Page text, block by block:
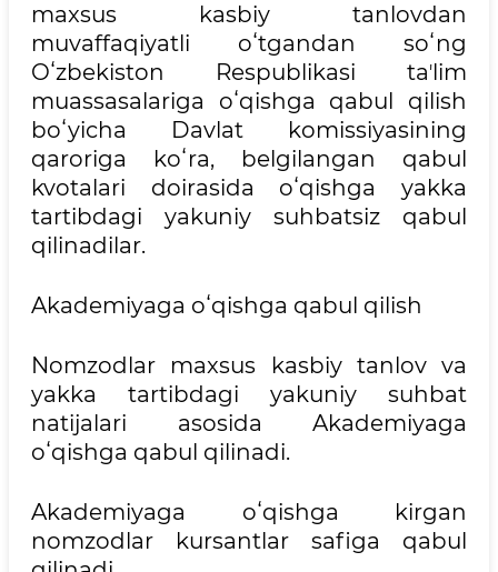
maxsus kasbiy tanlovdan
muvaffaqiyatli oʻtgandan soʻng
Oʻzbekiston Respublikasi taʼlim
muassasalariga oʻqishga qabul qilish
boʻyicha Davlat komissiyasining
qaroriga koʻra, belgilangan qabul
kvotalari doirasida oʻqishga yakka
tartibdagi yakuniy suhbatsiz qabul
qilinadilar.
Akademiyaga oʻqishga qabul qilish
Nomzodlar maxsus kasbiy tanlov va
yakka tartibdagi yakuniy suhbat
natijalari asosida Akademiyaga
oʻqishga qabul qilinadi.
Akademiyaga oʻqishga kirgan
nomzodlar kursantlar safiga qabul